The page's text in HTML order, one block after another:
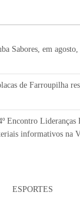
Sabores, em
de Farroupilha
Encontro Lideranças
informativos na
ESPORTES